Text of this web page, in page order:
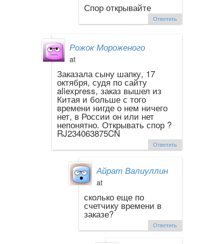
Спор открывайте
Ответить
Рожок Мороженого
at
Заказала сыну шапку, 17
октября, судя по сайту
aliexpress, заказ вышел из
Китая и больше с того
времени нигде о нем ничего
нет, в России он или нет
непонятно. Открывать спор ?
RJ234063875CN
Ответить
Айрат Валиуллин
at
сколько еще по
счетчику времени в
заказе?
Ответить